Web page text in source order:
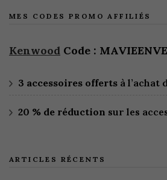
MES CODES PROMO AFFILIÉS
Kenwood Code :
3 accessoires offerts à l’achat
20 % de réduction sur les
ARTICLES RÉCENTS